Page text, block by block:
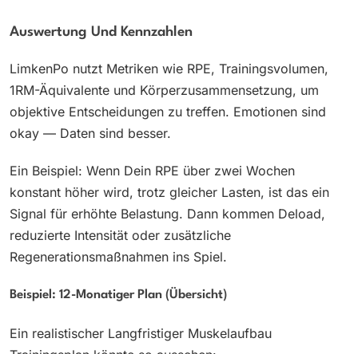
Auswertung Und Kennzahlen
LimkenPo nutzt Metriken wie RPE, Trainingsvolumen,
1RM-Äquivalente und Körperzusammensetzung, um
objektive Entscheidungen zu treffen. Emotionen sind
okay — Daten sind besser.
Ein Beispiel: Wenn Dein RPE über zwei Wochen
konstant höher wird, trotz gleicher Lasten, ist das ein
Signal für erhöhte Belastung. Dann kommen Deload,
reduzierte Intensität oder zusätzliche
Regenerationsmaßnahmen ins Spiel.
Beispiel: 12-Monatiger Plan (Übersicht)
Ein realistischer Langfristiger Muskelaufbau